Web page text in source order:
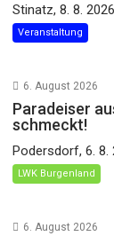
Stinatz, 8. 8.
Veranstaltung
6. August 2026
Paradeiser
schmeckt!
Podersdorf, 6. 8.
LWK Burgenland
6. August 2026